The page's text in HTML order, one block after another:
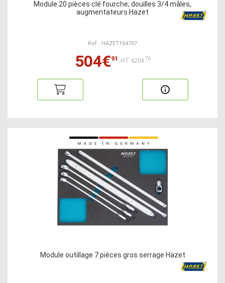
Module 20 pièces clé fourche; douilles 3/4 mâles,
augmentateurs Hazet
Ref : HAZET164707
504€91 HT:420€76
Module outillage 7 pièces gros serrage Hazet